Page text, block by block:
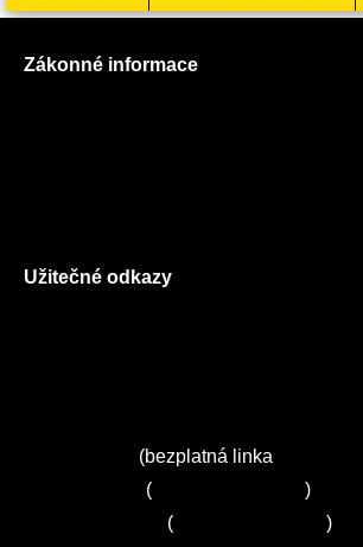
Zákonné informace
Užitečné odkazy
(bezplatná linka
(
)
(
)